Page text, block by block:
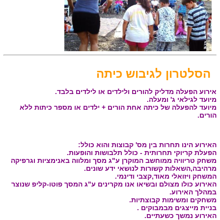
הסלטרון לגיבוש כיתה
אירוע הפעלה מדליק להורים ולילדים או לילדים בלבד.
מיועד לגילאי ג' ומעלה.
מיועד להפעלה של כיתה אחת הורים + ילדים או מספר כיתות ללא
הורים.
האירוע הינו תחרות בין מס' קבוצות והוא כולל:
הפעלת קריוקי תחרותית - כולל תלבושות והופעות.
משחק טריוויה ממוחשב המוקרן ע"ג מסך ומלווה באנימציות וגרפיקה
מרהיבה,השאלות קשורות לנושאי ידע שונים.
המשחק ויזואלי מאוד,קצבי ודינמי.
האירוע כולו מצולם ובשיאו אנו מקרינים ע"ג המסך פוטו-קליפ שנוצר
במהלך האירוע.
משחקים ומשימות קבוצתיות.
בניית מייצגים מבמבוקים .
האירוע נמשך כשעתיים.